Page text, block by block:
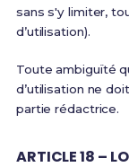
sans s'y limiter,
d’utilisation).
Toute ambiguïté
d’utilisation ne
partie rédactrice.
ARTICLE 18 –